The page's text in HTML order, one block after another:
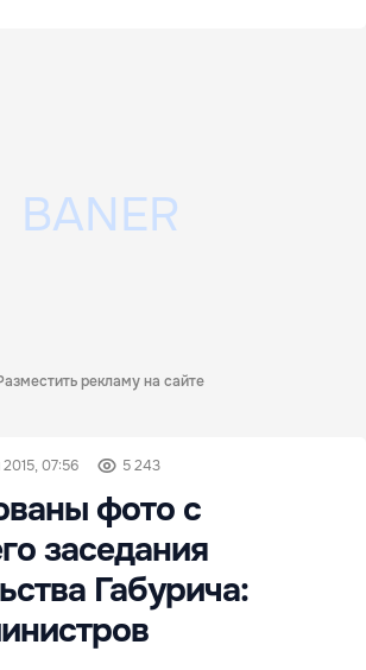
рекламу на сайте
2015, 07:56 5 243
фото с
заседания
Габурича: